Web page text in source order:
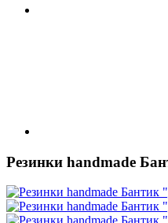
Резинки handmade